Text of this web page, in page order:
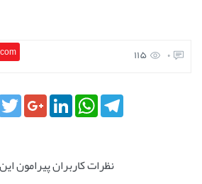
0
115
Google+LinkedIn
WhatsAppTelegram
نظرات کاربران پیرامون